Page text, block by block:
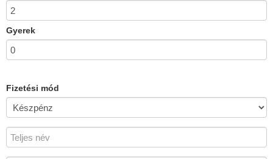
Gyerek
Fizetési mód